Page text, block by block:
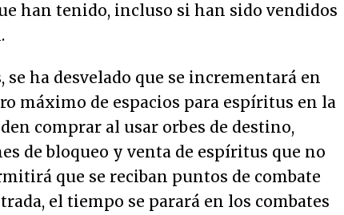
han tenido, incluso si han sido vendidos
se ha desvelado que se incrementará en
máximo de espacios para espíritus en la
comprar al usar orbes de destino,
de bloqueo y venta de espíritus que no
que se reciban puntos de combate
el tiempo se parará en los combates